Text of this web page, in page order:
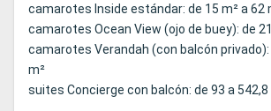
camarotes Inside estándar: de 15 m² a 62
camarotes Ocean View (ojo de buey): de
camarotes Verandah (con balcón privado):
m²
suites Concierge con balcón: de 93 a 542,8